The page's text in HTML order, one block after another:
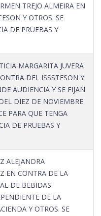
TREJO ALMEIRA EN
Y OTROS. SE
DE PRUEBAS Y
MARGARITA JUVERA
DEL ISSSTESON Y
AUDIENCIA Y SE FIJAN
DIEZ DE NOVIEMBRE
PARA QUE TENGA
DE PRUEBAS Y
ALEJANDRA
EN CONTRA DE LA
DE BEBIDAS
DE LA
Y OTROS. SE